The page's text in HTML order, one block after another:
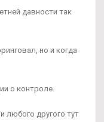
давности так
но и когда
о контроле.
любого другого тут